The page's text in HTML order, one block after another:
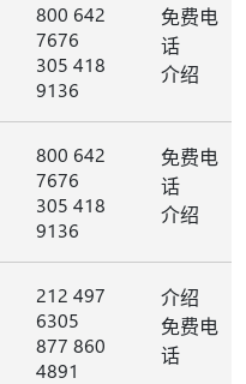
800 642
7676
305 418
9136
免费电
话
介绍
800 642
7676
305 418
9136
免费电
话
介绍
212 497
6305
877 860
4891
介绍
免费电
话